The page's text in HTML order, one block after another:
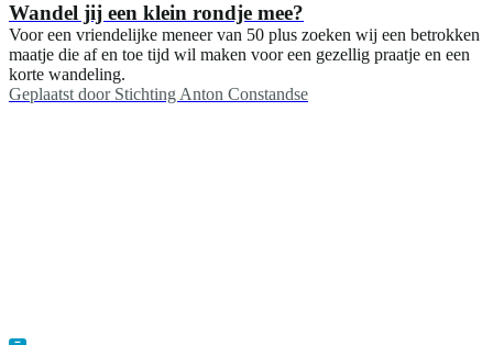
Wandel jij een klein rondje mee?
Voor een vriendelijke meneer van 50 plus zoeken wij een betrokken
maatje die af en toe tijd wil maken voor een gezellig praatje en een
korte wandeling.
Geplaatst door Stichting Anton Constandse